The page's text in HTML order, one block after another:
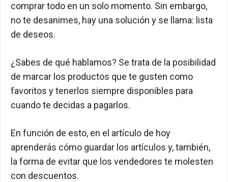
comprar todo en un solo momento. Sin embargo,
no te desanimes, hay una solución y se llama: lista
de deseos.
¿Sabes de qué hablamos? Se trata de la posibilidad
de marcar los productos que te gusten como
favoritos y tenerlos siempre disponibles para
cuando te decidas a pagarlos.
En función de esto, en el artículo de hoy
aprenderás cómo guardar los artículos y, también,
la forma de evitar que los vendedores te molesten
con descuentos.